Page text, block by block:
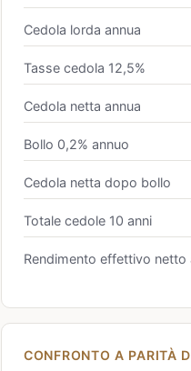
Cedola lorda annua
Tasse cedola 12,5%
Cedola netta annua
Bollo 0,2% annuo
Cedola netta dopo bollo
Totale cedole 10 anni
Rendimento effettivo netto
CONFRONTO A PARITÀ